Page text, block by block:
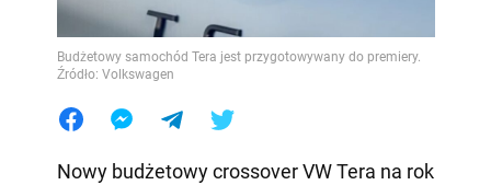
Budżetowy samochód Tera jest przygotowywany do premiery.
Źródło: Volkswagen
Nowy budżetowy crossover VW Tera na rok